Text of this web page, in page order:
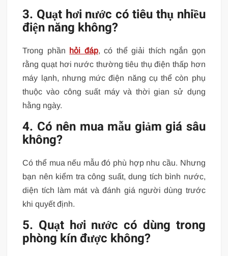
3. Quạt hơi nước có tiêu thụ nhiều
điện năng không?
Trong phần hỏi đáp, có thể giải thích ngắn gọn
rằng quạt hơi nước thường tiêu thụ điện thấp hơn
máy lạnh, nhưng mức điện năng cụ thể còn phụ
thuộc vào công suất máy và thời gian sử dụng
hằng ngày.
4. Có nên mua mẫu giảm giá sâu
không?
Có thể mua nếu mẫu đó phù hợp nhu cầu. Nhưng
bạn nên kiểm tra công suất, dung tích bình nước,
diện tích làm mát và đánh giá người dùng trước
khi quyết định.
5. Quạt hơi nước có dùng trong
phòng kín được không?